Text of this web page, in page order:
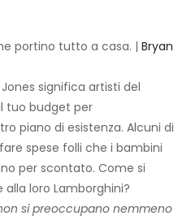
portino tutto a casa. | Bryan
significa artisti del
tuo budget per
piano di esistenza. Alcuni di
spese folli che i bambini
per scontato. Come si
loro Lamborghini?
si preoccupano nemmeno